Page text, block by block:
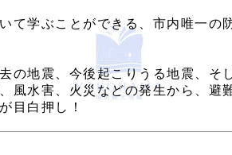
て学ぶことができる、市内唯一の
の地震、今後起こりうる地震、そ
風水害、火災などの発生から、避
目白押し！